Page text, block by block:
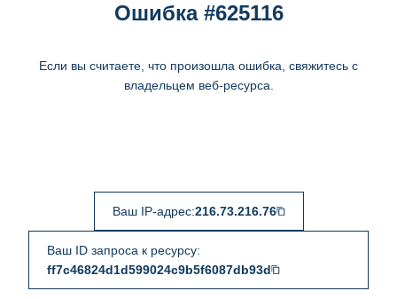
Ошибка #625116
Если вы считаете, что произошла ошибка, свяжитесь с
владельцем веб-ресурса.
Ваш IP-адрес:216.73.216.76
Ваш ID запроса к ресурсу:
ff7c46824d1d599024c9b5f6087db93d